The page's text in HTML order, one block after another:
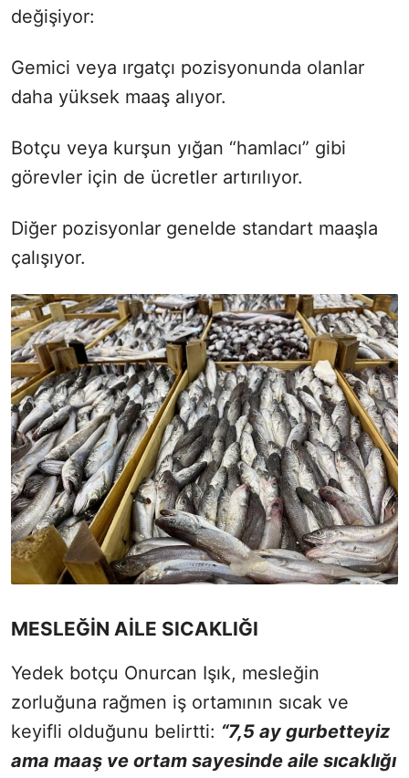
değişiyor:
Gemici veya ırgatçı pozisyonunda olanlar
daha yüksek maaş alıyor.
Botçu veya kurşun yığan “hamlacı” gibi
görevler için de ücretler artırılıyor.
Diğer pozisyonlar genelde standart maaşla
çalışıyor.
MESLEĞİN AİLE SICAKLIĞI
Yedek botçu Onurcan Işık, mesleğin
zorluğuna rağmen iş ortamının sıcak ve
keyifli olduğunu belirtti: “7,5 ay gurbetteyiz
ama maaş ve ortam sayesinde aile sıcaklığı